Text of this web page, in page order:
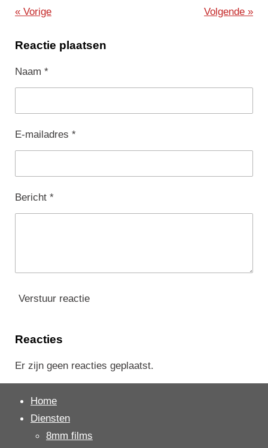
« Vorige Volgende »
Reactie plaatsen
Naam *
E-mailadres *
Bericht *
Verstuur reactie
Reacties
Er zijn geen reacties geplaatst.
Home
Diensten
8mm films